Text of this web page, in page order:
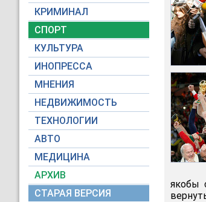
КРИМИНАЛ
СПОРТ
КУЛЬТУРА
ИНОПРЕССА
МНЕНИЯ
НЕДВИЖИМОСТЬ
ТЕХНОЛОГИИ
АВТО
МЕДИЦИНА
АРХИВ
СТАРАЯ ВЕРСИЯ
якобы